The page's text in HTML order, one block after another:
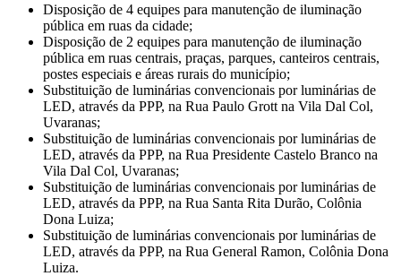
Disposição de 4 equipes para manutenção de iluminação
pública em ruas da cidade;
Disposição de 2 equipes para manutenção de iluminação
pública em ruas centrais, praças, parques, canteiros centrais,
postes especiais e áreas rurais do município;
Substituição de luminárias convencionais por luminárias de
LED, através da PPP, na Rua Paulo Grott na Vila Dal Col,
Uvaranas;
Substituição de luminárias convencionais por luminárias de
LED, através da PPP, na Rua Presidente Castelo Branco na
Vila Dal Col, Uvaranas;
Substituição de luminárias convencionais por luminárias de
LED, através da PPP, na Rua Santa Rita Durão, Colônia
Dona Luiza;
Substituição de luminárias convencionais por luminárias de
LED, através da PPP, na Rua General Ramon, Colônia Dona
Luiza.